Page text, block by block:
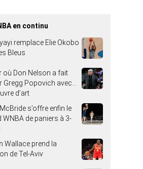
en continu
remplace Elie Okobo
Bleus
où Don Nelson a fait
Gregg Popovich avec…
d’art
s’offre enfin le
WNBA de paniers à 3-
Wallace prend la
de Tel-Aviv